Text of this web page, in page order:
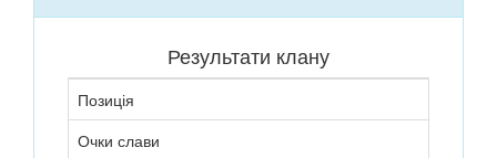
Результати клану
Позиція
Очки слави